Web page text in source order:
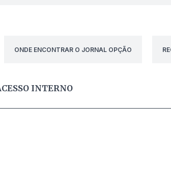
ONDE ENCONTRAR O JORNAL OPÇÃO
INTERNO